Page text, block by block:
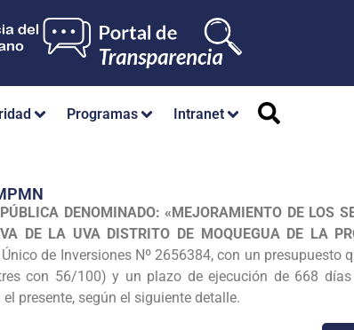
Programas Intranet
DENOMINADO: «MEJORAMIENTO DE LOS
DE LA UVA DISTRITO DE MOQUEGUA DE LA
de Inversiones Nº 2656384, con un presupuesto
con 56/100) y un plazo de ejecución de 668 días
presente, según el siguiente detalle.